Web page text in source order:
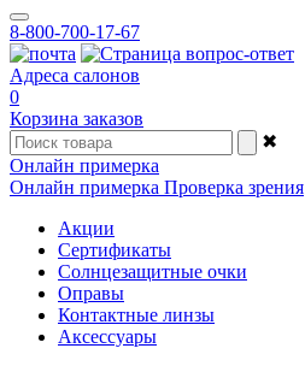
8-800-700-17-67
Адреса салонов
0
Корзина заказов
✖
Онлайн примерка
Онлайн примерка Проверка зрения
Акции
Сертификаты
Солнцезащитные очки
Оправы
Контактные линзы
Аксессуары